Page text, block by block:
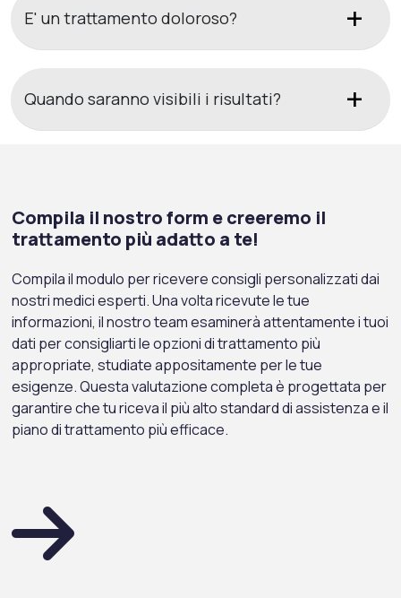
E' un trattamento doloroso?
Quando saranno visibili i risultati?
Compila il nostro form e creeremo il
trattamento più adatto a te!
Compila il modulo per ricevere consigli personalizzati dai
nostri medici esperti. Una volta ricevute le tue
informazioni, il nostro team esaminerà attentamente i tuoi
dati per consigliarti le opzioni di trattamento più
appropriate, studiate appositamente per le tue
esigenze. Questa valutazione completa è progettata per
garantire che tu riceva il più alto standard di assistenza e il
piano di trattamento più efficace.